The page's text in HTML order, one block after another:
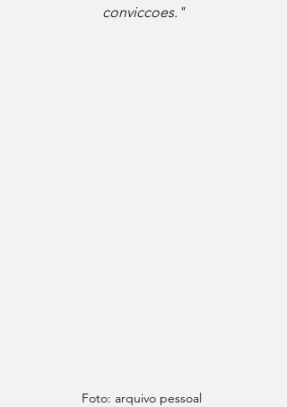
conviccoes."
Foto: arquivo pessoal